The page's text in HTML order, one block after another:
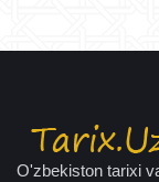
O'zbekiston tarixi